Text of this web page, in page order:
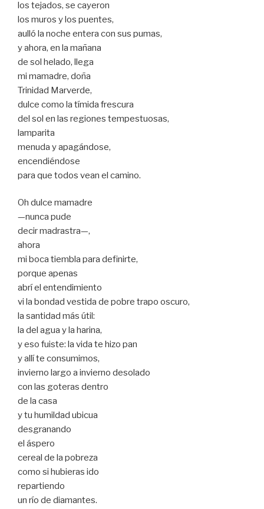
los tejados, se cayeron
los muros y los puentes,
aulló la noche entera con sus pumas,
y ahora, en la mañana
de sol helado, llega
mi mamadre, doña
Trinidad Marverde,
dulce como la tímida frescura
del sol en las regiones tempestuosas,
lamparita
menuda y apagándose,
encendiéndose
para que todos vean el camino.
Oh dulce mamadre
—nunca pude
decir madrastra—,
ahora
mi boca tiembla para definirte,
porque apenas
abrí el entendimiento
vi la bondad vestida de pobre trapo oscuro,
la santidad más útil:
la del agua y la harina,
y eso fuiste: la vida te hizo pan
y allí te consumimos,
invierno largo a invierno desolado
con las goteras dentro
de la casa
y tu humildad ubicua
desgranando
el áspero
cereal de la pobreza
como si hubieras ido
repartiendo
un río de diamantes.